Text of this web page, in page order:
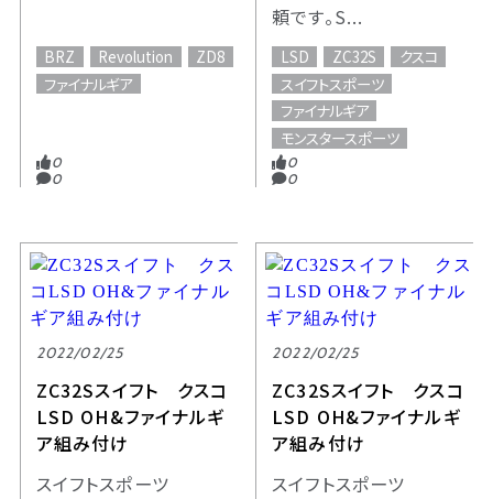
BRZ Revolution
ZD8
ファイナルギア
0
0
頼です。S...
LSD ZC32S
クスコ
スイフトスポーツ
ファイナルギア
モンスタースポーツ
0
0
2022/02/25
ZC32Sスイフト クスコ
LSD OH&ファイナルギ
ア組み付け
スイフトスポーツ
2022/02/25
ZC32Sスイフト クスコ
LSD OH&ファイナルギ
ア組み付け
スイフトスポーツ